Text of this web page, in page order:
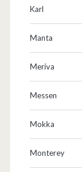
Karl
Manta
Meriva
Messen
Mokka
Monterey